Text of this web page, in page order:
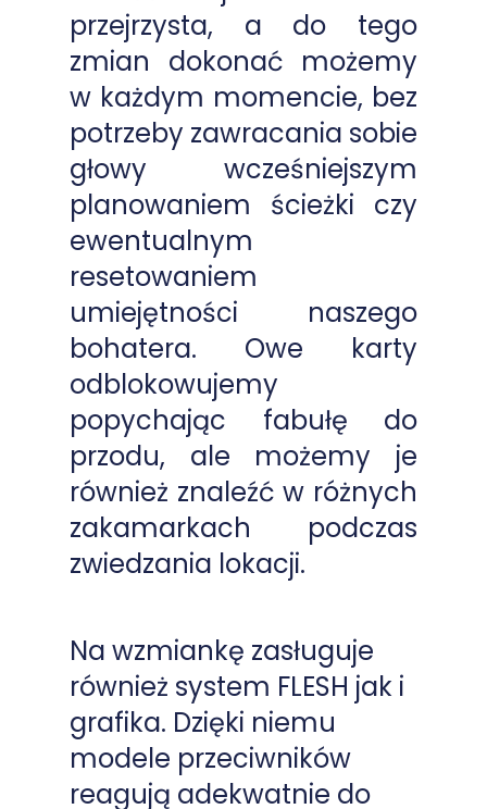
przejrzysta, a do tego
zmian dokonać możemy
w każdym momencie, bez
potrzeby zawracania sobie
głowy wcześniejszym
planowaniem ścieżki czy
ewentualnym
resetowaniem
umiejętności naszego
bohatera. Owe karty
odblokowujemy
popychając fabułę do
przodu, ale możemy je
również znaleźć w różnych
zakamarkach podczas
zwiedzania lokacji.
Na wzmiankę zasługuje
również system FLESH jak i
grafika. Dzięki niemu
modele przeciwników
reagują adekwatnie do